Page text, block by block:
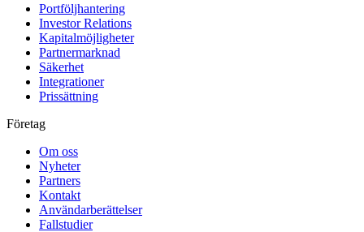
Portföljhantering
Investor Relations
Kapitalmöjligheter
Partnermarknad
Säkerhet
Integrationer
Prissättning
Företag
Om oss
Nyheter
Partners
Kontakt
Användarberättelser
Fallstudier